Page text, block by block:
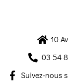
10
03 54
Suivez-nous